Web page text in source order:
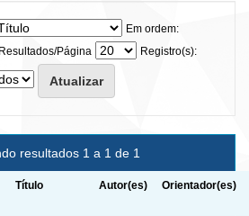
Em ordem:
Resultados/Página
Registro(s):
resultados 1 a 1 de 1
Título Autor(es) Orientador(es)